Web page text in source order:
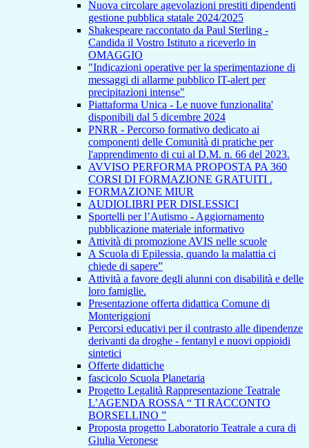
Nuova circolare agevolazioni prestiti dipendenti
gestione pubblica statale 2024/2025
Shakespeare raccontato da Paul Sterling -
Candida il Vostro Istituto a riceverlo in
OMAGGIO
"Indicazioni operative per la sperimentazione di
messaggi di allarme pubblico IT-alert per
precipitazioni intense"
Piattaforma Unica - Le nuove funzionalita'
disponibili dal 5 dicembre 2024
PNRR - Percorso formativo dedicato ai
componenti delle Comunità di pratiche per
l'apprendimento di cui al D.M. n. 66 del 2023.
AVVISO PERFORMA PROPOSTA PA 360
CORSI DI FORMAZIONE GRATUITI .
FORMAZIONE MIUR
AUDIOLIBRI PER DISLESSICI
Sportelli per l’Autismo - Aggiornamento
pubblicazione materiale informativo
Attività di promozione AVIS nelle scuole
A Scuola di Epilessia, quando la malattia ci
chiede di sapere”
Attività a favore degli alunni con disabilità e delle
loro famiglie.
Presentazione offerta didattica Comune di
Monteriggioni
Percorsi educativi per il contrasto alle dipendenze
derivanti da droghe - fentanyl e nuovi oppioidi
sintetici
Offerte didattiche
fascicolo Scuola Planetaria
Progetto Legalità Rappresentazione Teatrale
L’AGENDA ROSSA “ TI RACCONTO
BORSELLINO ”
Proposta progetto Laboratorio Teatrale a cura di
Giulia Veronese